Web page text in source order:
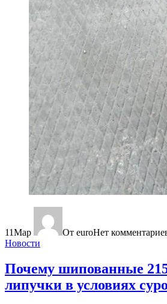
11Мар От euroНет
Новости
Почему шипованные
липучки в условиях